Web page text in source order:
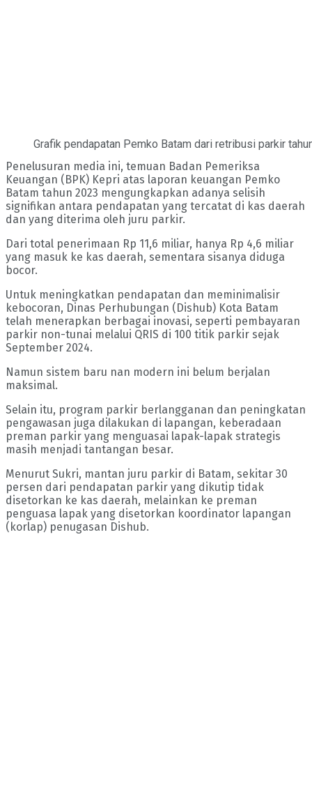
Grafik pendapatan Pemko Batam dari retribusi parkir
Penelusuran media ini, temuan Badan Pemeriksa
Keuangan (BPK) Kepri atas laporan keuangan Pemko
Batam tahun 2023 mengungkapkan adanya selisih
signifikan antara pendapatan yang tercatat di kas daerah
dan yang diterima oleh juru parkir.
Dari total penerimaan Rp 11,6 miliar, hanya Rp 4,6 miliar
yang masuk ke kas daerah, sementara sisanya diduga
bocor.
Untuk meningkatkan pendapatan dan meminimalisir
kebocoran, Dinas Perhubungan (Dishub) Kota Batam
telah menerapkan berbagai inovasi, seperti pembayaran
parkir non-tunai melalui QRIS di 100 titik parkir sejak
September 2024.
Namun sistem baru nan modern ini belum berjalan
maksimal.
Selain itu, program parkir berlangganan dan peningkatan
pengawasan juga dilakukan di lapangan, keberadaan
preman parkir yang menguasai lapak-lapak strategis
masih menjadi tantangan besar.
Menurut Sukri, mantan juru parkir di Batam, sekitar 30
persen dari pendapatan parkir yang dikutip tidak
disetorkan ke kas daerah, melainkan ke preman
penguasa lapak yang disetorkan koordinator lapangan
(korlap) penugasan Dishub.